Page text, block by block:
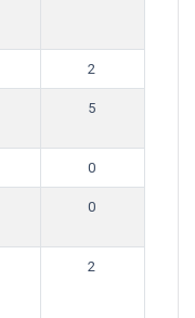
2
5
0
0
2